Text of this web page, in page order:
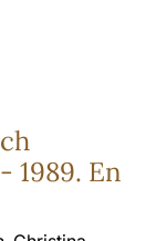
1989. En